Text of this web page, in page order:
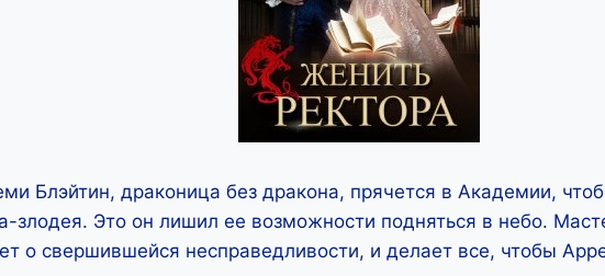
Блэйтин, драконица без дракона, прячется в Академии,
злодея. Это он лишил ее возможности подняться в небо.
о свершившейся несправедливости, и делает все, чтобы